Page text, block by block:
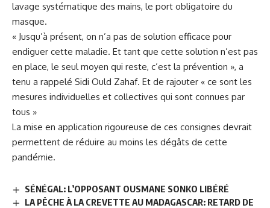
lavage systématique des mains, le port obligatoire du
masque.
« Jusqu’à présent, on n’a pas de solution efficace pour
endiguer cette maladie. Et tant que cette solution n’est pas
en place, le seul moyen qui reste, c’est la prévention », a
tenu a rappelé Sidi Ould Zahaf. Et de rajouter « ce sont les
mesures individuelles et collectives qui sont connues par
tous »
La mise en application rigoureuse de ces consignes devrait
permettent de réduire au moins les dégâts de cette
pandémie.
SÉNÉGAL: L’OPPOSANT OUSMANE SONKO LIBÉRÉ
LA PÊCHE À LA CREVETTE AU MADAGASCAR: RETARD DE